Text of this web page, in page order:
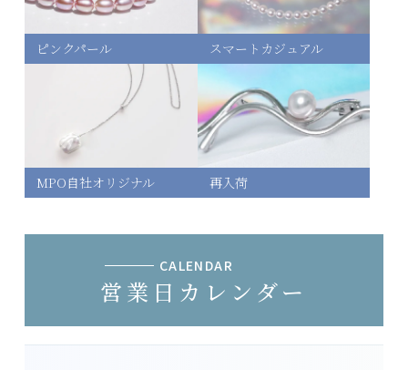
ピンクパール スマートカジュアル
MPO自社オリジナル 再入荷
CALENDAR
営業日カレンダー